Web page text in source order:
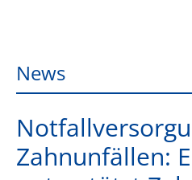
News
Zahnunfällen: